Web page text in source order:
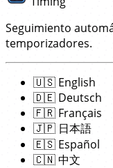
Seguimiento
temporizadores.
🇺🇸 English
🇩🇪 Deutsch
🇫🇷 Français
🇯🇵 日本語
🇪🇸 Español
🇨🇳中文